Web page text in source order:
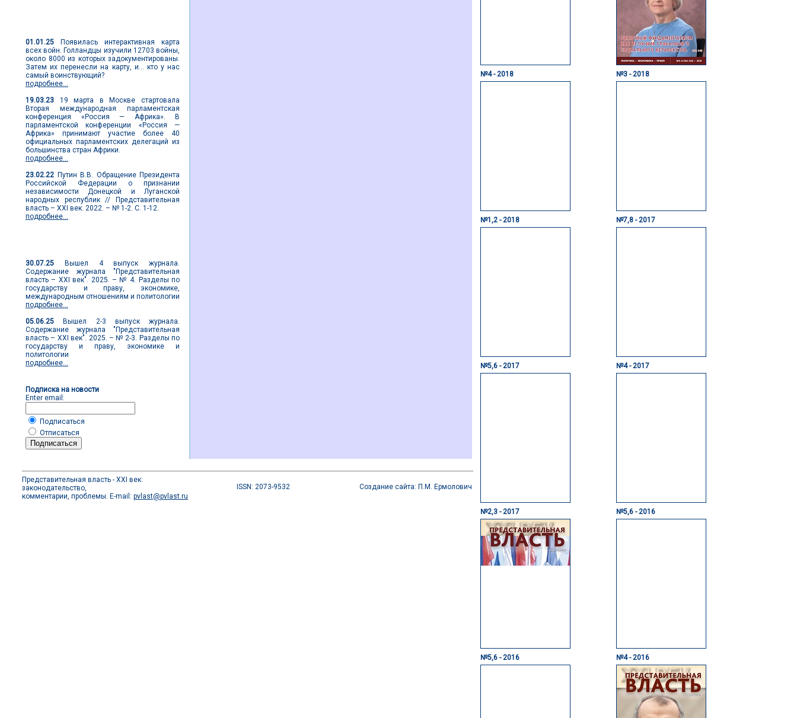
01.01.25 Появилась интерактивная карта
всех войн. Голландцы изучили 12703 войны,
около 8000 из которых задокументированы.
Затем их перенесли на карту, и... кто у нас
самый воинствующий?
подробнее...
19.03.23 19 марта в Москве стартовала
Вторая международная парламентская
конференция «Россия — Африка». В
парламентской конференции «Россия —
Африка» принимают участие более 40
официальных парламентских делегаций из
большинства стран Африки.
подробнее...
23.02.22 Путин В.В. Обращение Президента
Российской Федерации о признании
независимости Донецкой и Луганской
народных республик // Представительная
власть – XXI век. 2022. – № 1-2. С. 1-12.
подробнее...
30.07.25 Вышел 4 выпуск журнала.
Содержание журнала "Представительная
власть – XXI век". 2025. – № 4. Разделы по
государству и праву, экономике,
международным отношениям и политологии
подробнее...
05.06.25 Вышел 2-3 выпуск журнала.
Содержание журнала "Представительная
власть – XXI век". 2025. – № 2-3. Разделы по
государству и праву, экономике и
политологии
подробнее...
Подписка на новости
Enter email:
Подписаться
Отписаться
Представительная власть - XXI век:
законодательство,
комментарии, проблемы. E-mail: pvlast@pvlast.ru
ISSN: 2073-9532 Создание сайта: П.М. Ермолович
№4 - 2018 №3 - 2018
№1,2 - 2018 №7,8 - 2017
№5,6 - 2017 №4 - 2017
№2,3 - 2017 №5,6 - 2016
№5,6 - 2016 №4 - 2016